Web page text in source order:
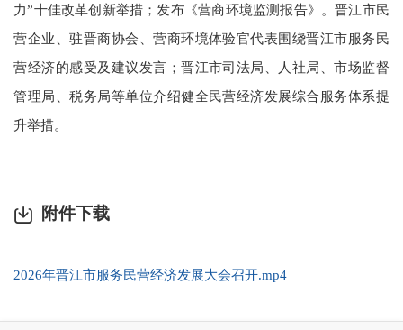
力”十佳改革创新举措；发布《营商环境监测报告》。晋江市民
营企业、驻晋商协会、营商环境体验官代表围绕晋江市服务民
营经济的感受及建议发言；晋江市司法局、人社局、市场监督
管理局、税务局等单位介绍健全民营经济发展综合服务体系提
升举措。
附件下载
2026年晋江市服务民营经济发展大会召开.mp4